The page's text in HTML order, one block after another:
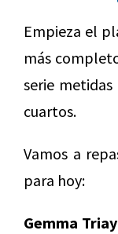
Empieza el
más
serie metidas
cuartos.
Vamos a
para hoy:
Gemma